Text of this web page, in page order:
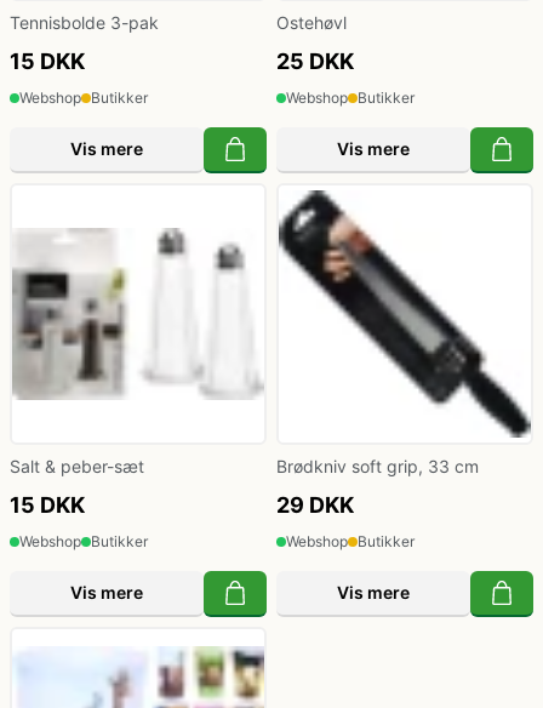
Tennisbolde 3-pak
15 DKK
Webshop Butikker
Vis mere
Ostehøvl
25 DKK
Webshop Butikker
Vis mere
Salt & peber-sæt
15 DKK
Webshop Butikker
Vis mere
Brødkniv soft grip, 33 cm
29 DKK
Webshop Butikker
Vis mere